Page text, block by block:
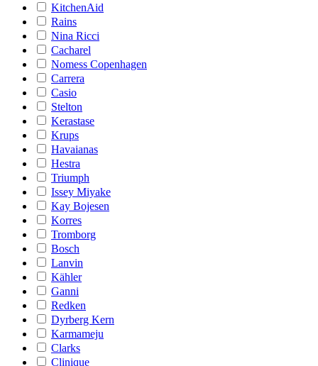
KitchenAid
Rains
Nina Ricci
Cacharel
Nomess Copenhagen
Carrera
Casio
Stelton
Kerastase
Krups
Havaianas
Hestra
Triumph
Issey Miyake
Kay Bojesen
Korres
Tromborg
Bosch
Lanvin
Kähler
Ganni
Redken
Dyrberg Kern
Karmameju
Clarks
Clinique